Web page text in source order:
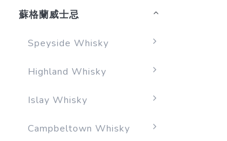
蘇格蘭威士忌
Speyside Whisky
Highland Whisky
Islay Whisky
Campbeltown Whisky